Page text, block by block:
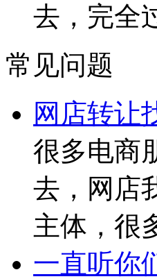
去，完全
常见问题
网店转让
很多电商
去，网店
主体，很
一直听你